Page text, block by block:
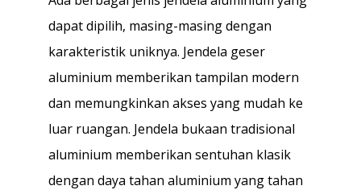
dapat dipilih, masing-masing dengan
karakteristik uniknya. Jendela geser
aluminium memberikan tampilan modern
dan memungkinkan akses yang mudah ke
luar ruangan. Jendela bukaan tradisional
aluminium memberikan sentuhan klasik
dengan daya tahan aluminium yang tahan